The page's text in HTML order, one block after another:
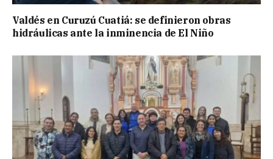
Valdés en Curuzú Cuatiá: se definieron obras
hidráulicas ante la inminencia de El Niño